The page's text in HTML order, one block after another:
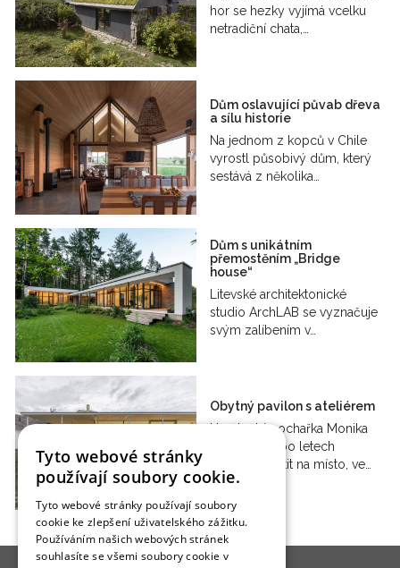
hor se hezky vyjímá vcelku
netradiční chata,…
Dům oslavující půvab dřeva
a sílu historie
Na jednom z kopců v Chile
vyrostl působivý dům, který
sestává z několika…
Dům s unikátním
přemostěním „Bridge
house“
Litevské architektonické
studio ArchLAB se vyznačuje
svým zalíbením v…
Obytný pavilon s ateliérem
Umělecká sochařka Monika
Rienössl se po letech
rozhodla vrátit na místo, ve…
Tyto webové stránky
používají soubory cookie.
Tyto webové stránky používají soubory
cookie ke zlepšení uživatelského zážitku.
Používáním našich webových stránek
souhlasíte se všemi soubory cookie v